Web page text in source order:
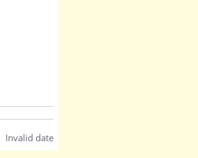
Invalid date